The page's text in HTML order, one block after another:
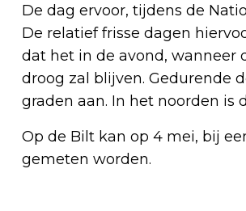
De dag ervoor, tijdens de
De relatief frisse dagen
dat het in de avond, wanneer
droog zal blijven. Gedurende
graden aan. In het noorden is
Op de Bilt kan op 4 mei, bij
gemeten worden.